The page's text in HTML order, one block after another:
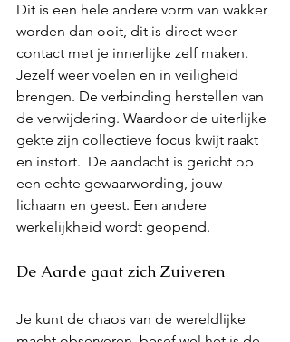
Dit is een hele andere vorm van wakker
worden dan ooit, dit is direct weer
contact met je innerlijke zelf maken.
Jezelf weer voelen en in veiligheid
brengen. De verbinding herstellen van
de verwijdering. Waardoor de uiterlijke
gekte zijn collectieve focus kwijt raakt
en instort.  De aandacht is gericht op
een echte gewaarwording, jouw
lichaam en geest. Een andere
werkelijkheid wordt geopend.
De Aarde gaat zich Zuiveren
Je kunt de chaos van de wereldlijke